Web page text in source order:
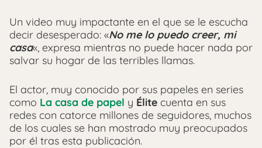
Un video muy impactante en el que se le escucha
decir desesperado: «No me lo puedo creer, mi
casa«, expresa mientras no puede hacer nada por
salvar su hogar de las terribles llamas.
El actor, muy conocido por sus papeles en series
como La casa de papel y Élite cuenta en sus
redes con catorce millones de seguidores, muchos
de los cuales se han mostrado muy preocupados
por él tras esta publicación.